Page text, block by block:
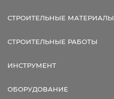
СТРОИТЕЛЬНЫЕ МАТЕРИАЛЫ
СТРОИТЕЛЬНЫЕ РАБОТЫ
ИНСТРУМЕНТ
ОБОРУДОВАНИЕ